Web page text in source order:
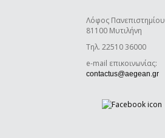
Λόφος Πανεπιστημίου
81100 Μυτιλήνη
Τηλ. 22510 36000
e-mail επικοινωνίας:
contactus@aegean.gr